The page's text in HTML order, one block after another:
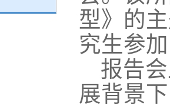
型》的
究生参
报告
展背景